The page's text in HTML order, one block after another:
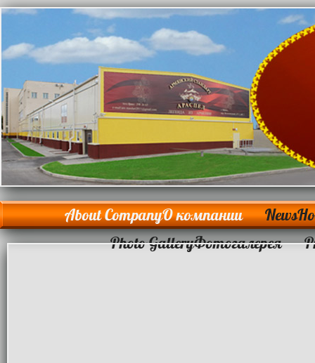
About CompanyО компании News
Photo GalleryФотогалерея